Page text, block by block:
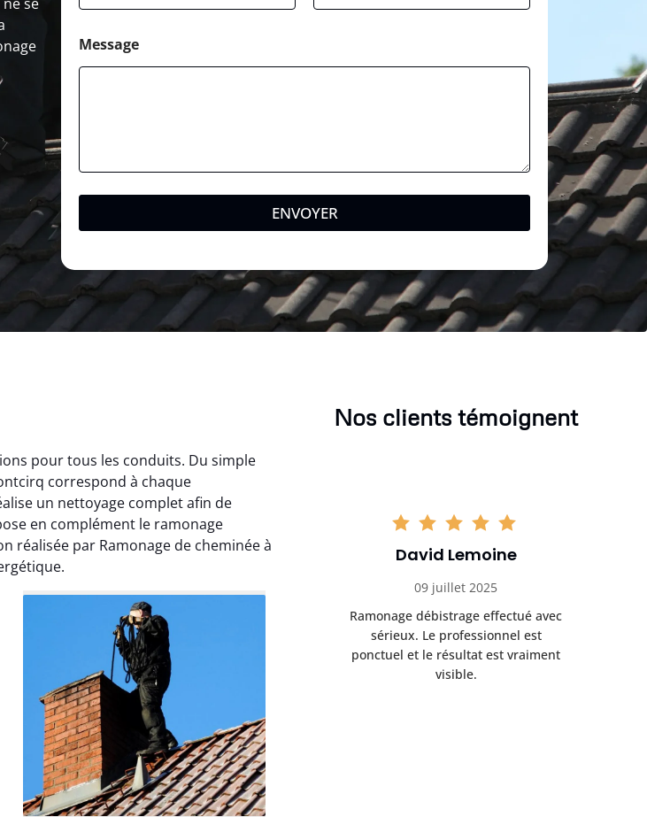
Message
ENVOYER
pour tous les conduits. Du simple
correspond à chaque
un nettoyage complet afin de
en complément le ramonage
réalisée par Ramonage de cheminée à
Nos clients témoignent
Anthony Caron
Très bon service de ramonage
débistrage. Le conduit était très
encrassé et tout a été nettoyé
parfaitement. Travail soigné.
David Lemoine
09 juillet 2025
Ramonage débistrage effectué avec
sérieux. Le professionnel est
ponctuel et le résultat est vraiment
visible.